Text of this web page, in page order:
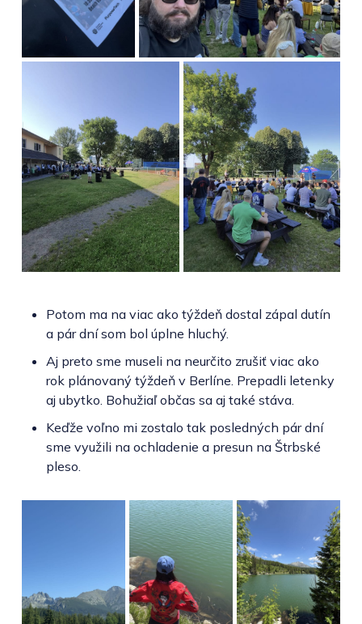
Potom ma na viac ako týždeň dostal zápal dutín
a pár dní som bol úplne hluchý.
Aj preto sme museli na neurčito zrušiť viac ako
rok plánovaný týždeň v Berlíne. Prepadli letenky
aj ubytko. Bohužiaľ občas sa aj také stáva.
Keďže voľno mi zostalo tak posledných pár dní
sme využili na ochladenie a presun na Štrbské
pleso.